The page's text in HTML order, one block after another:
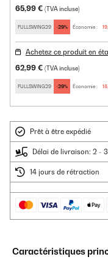
65,99 € (TVA incluse)
FULLSWING29 -29% Économie :
Achetez ce produit en
62,99 € (TVA incluse)
FULLSWING29 -29% Économie :
Prêt à être expédié
Délai de livraison: 2 -
14 jours de rétraction
Caractéristiques